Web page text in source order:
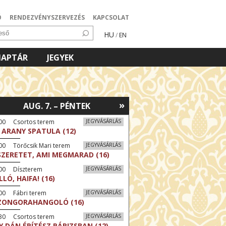
RENDEZVÉNYSZERVEZÉS KAPCSOLAT
HU / EN
JEGYEK
»
AUG. 7. – PÉNTEK
JEGYVÁSÁRLÁS
Csortos terem
SPATULA (12)
JEGYVÁSÁRLÁS
Törőcsik Mari terem
AMI MEGMARAD (16)
JEGYVÁSÁRLÁS
Díszterem
HAIFA! (16)
JEGYVÁSÁRLÁS
Fábri terem
(16)
JEGYVÁSÁRLÁS
Csortos terem